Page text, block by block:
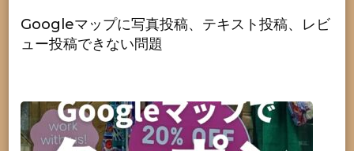
Googleマップに写真投稿、テキスト投稿、レビ
ュー投稿できない問題